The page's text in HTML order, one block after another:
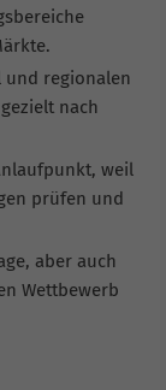
und regionalen
nach
weil
prüfen und
aber auch
Wettbewerb